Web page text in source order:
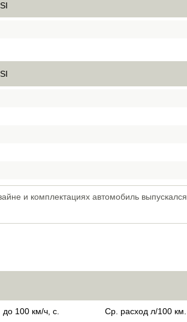
и комплектациях автомобиль выпускался
до 100 км/ч, с. Ср. расход л/100 км.